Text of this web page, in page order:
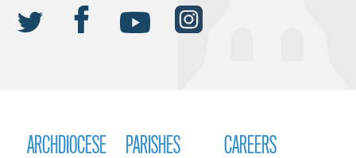
ARCHDIOCESE PARISHES CAREERS